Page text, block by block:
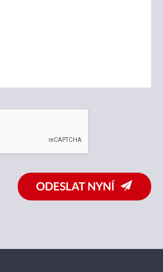
ODESLAT NYNÍ